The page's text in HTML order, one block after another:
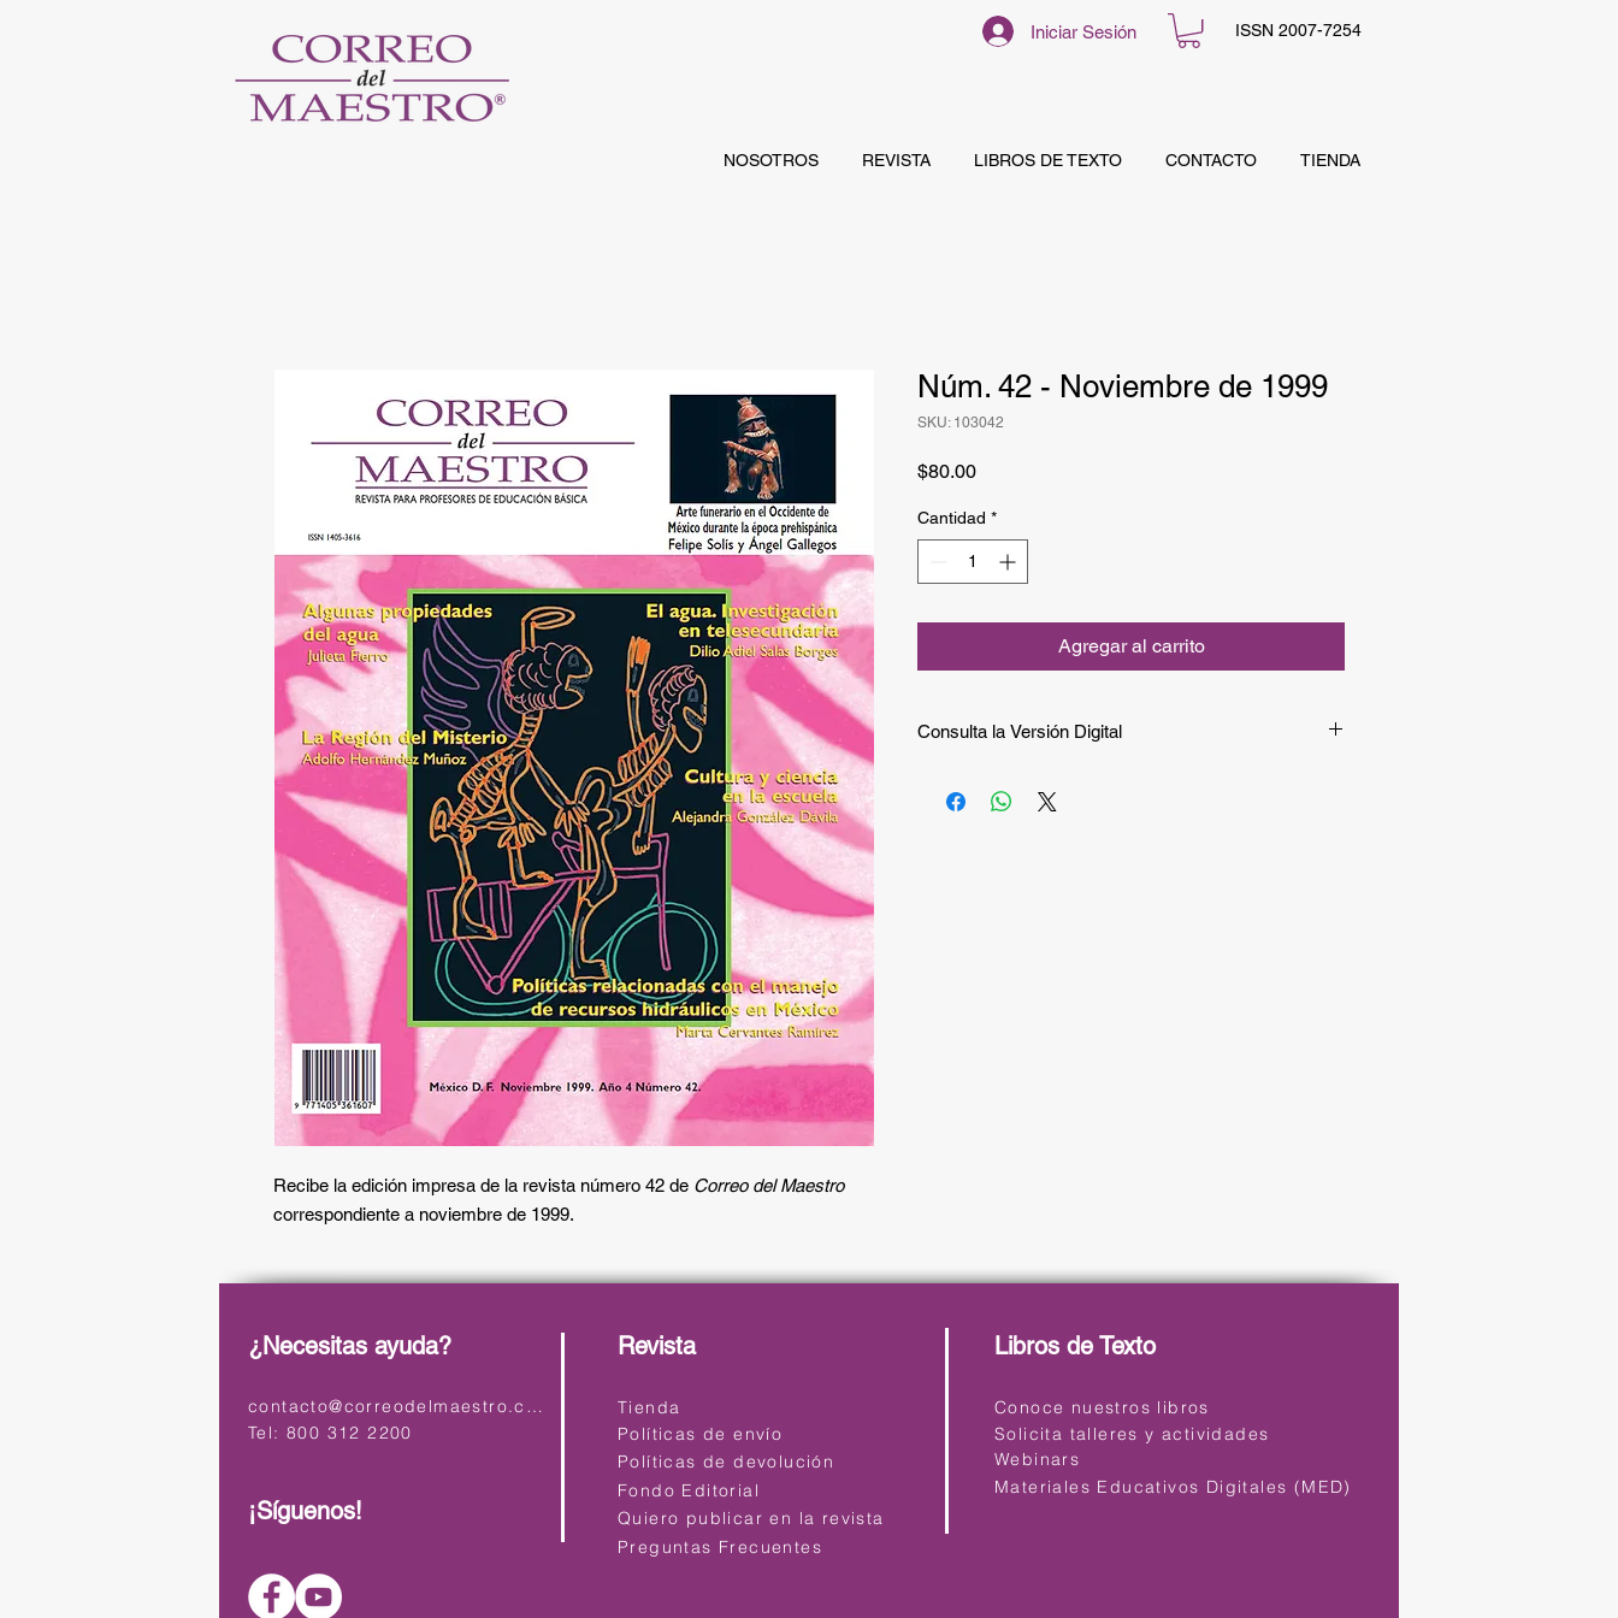
Iniciar Sesión ISSN 2007-7254
NOSOTROS REVISTA LIBROS DE TEXTO CONTACTO TIENDA
Recibe la edición impresa de la revista número 42 de Correo del Maestro
correspondiente a noviembre de 1999.
Núm. 42 - Noviembre de 1999
SKU: 103042
$80.00Precio
Cantidad *
Agregar al carrito
Consulta la Versión Digital
gratuita puedes hacerlo entrando a
¿Necesitas ayuda?
contacto@correodelmaestro.com
Tel: 800 312 2200
¡Síguenos!
Revista
Tienda
Políticas de envío
Políticas de devolución
Fondo Editorial
Quiero publicar en la revista
Preguntas Frecuentes
Libros de Texto
Conoce nuestros libros
Solicita talleres y actividades
Webinars
Materiales Educativos Digitales (MED)